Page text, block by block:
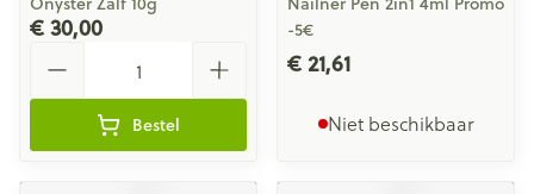
€ 30,00
Bestel
-5€
€ 21,61
Niet beschikbaar